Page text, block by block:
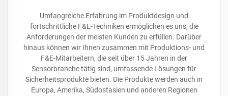
Umfangreiche Erfahrung im Produktdesign und
fortschrittliche F&E-Techniken ermöglichen es uns, die
Anforderungen der meisten Kunden zu erfüllen. Darüber
hinaus können wir Ihnen zusammen mit Produktions- und
F&E-Mitarbeitern, die seit über 15 Jahren in der
Sensorbranche tätig sind, umfassende Lösungen für
Sicherheitsprodukte bieten. Die Produkte werden auch in
Europa, Amerika, Südostasien und anderen Regionen